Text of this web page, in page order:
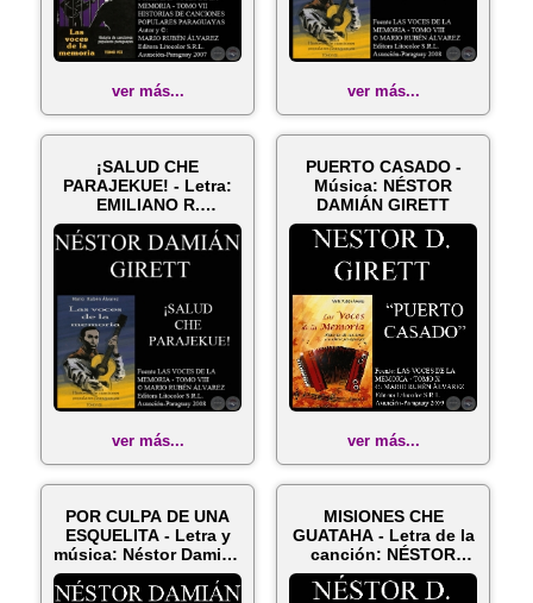
ver más... ver más...
¡SALUD CHE
PARAJEKUE! - Letra:
EMILIANO R.
FERNÁNDEZ - Música:
NÉ...
ver más...
PUERTO CASADO -
Música: NÉSTOR
DAMIÁN GIRETT
ver más...
POR CULPA DE UNA
ESQUELITA - Letra y
música: Néstor Damián
Girett
MISIONES CHE
GUATAHA - Letra de la
canción: NÉSTOR
DAMIÁN GIRETT